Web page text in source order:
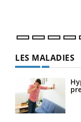
LES MALADIES